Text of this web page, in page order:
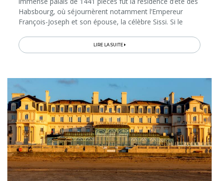
Habsbourg, où séjournèrent notamment l’Empereur
François-Joseph et son épouse, la célèbre Sissi. Si le
aussi y passer une nuit ultra-privilégiée, en y louant une
suite de 167 m2…
LIRE LA SUITE